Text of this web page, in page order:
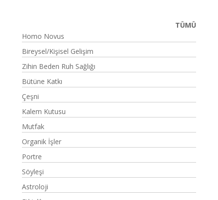
TÜMÜ
Homo Novus
Bireysel/Kişisel Gelişim
Zihin Beden Ruh Sağlığı
Bütüne Katkı
Çeşni
Kalem Kutusu
Mutfak
Organik İşler
Portre
Söyleşi
Astroloji